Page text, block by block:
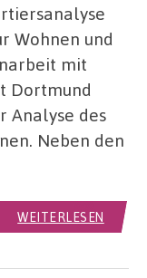
Wohnen und
mit
Dortmund
Analyse des
Neben den
WEITERLESEN